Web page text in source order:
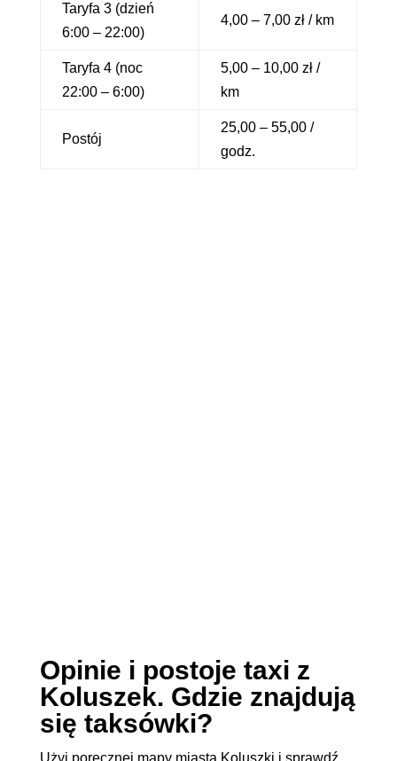
Taryfa 3 (dzień
6:00 – 22:00)
4,00 – 7,00 zł / km
Taryfa 4 (noc
22:00 – 6:00)
5,00 – 10,00 zł /
km
Postój
25,00 – 55,00 /
godz.
Opinie i postoje taxi z
Koluszek. Gdzie znajdują
się taksówki?